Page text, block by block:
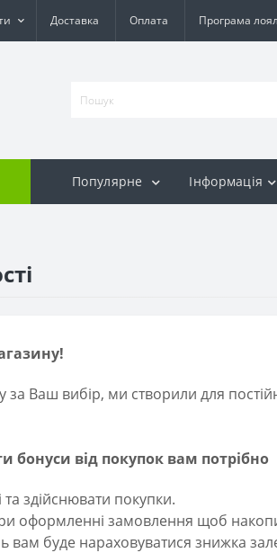
Доставка Оплата Програма
Популярне Інформація
Ваш вибір, ми створили для
бонуси від покупок вам потрібно
та здійснювати покупки.
оформленні замовлення щоб
вам буде нараховуватися знижка